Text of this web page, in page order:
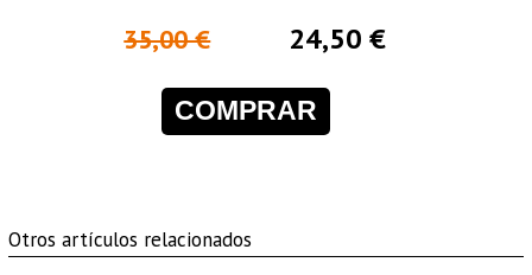
35,00 € 24,50 €
COMPRAR
Otros artículos relacionados